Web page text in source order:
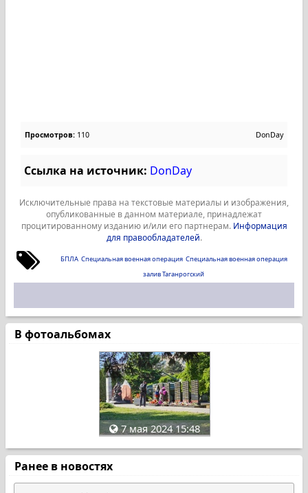
Просмотров: 110 DonDay
Ссылка на источник: DonDay
Исключительные права на текстовые материалы и изображения,
опубликованные в данном материале, принадлежат
процитированному изданию и/или его партнерам. Информация
для правообладателей.
БПЛА Специальная военная операция Специальная военная операция
залив Таганрогский
В фотоальбомах
7 мая 2024 15:48
Ранее в новостях